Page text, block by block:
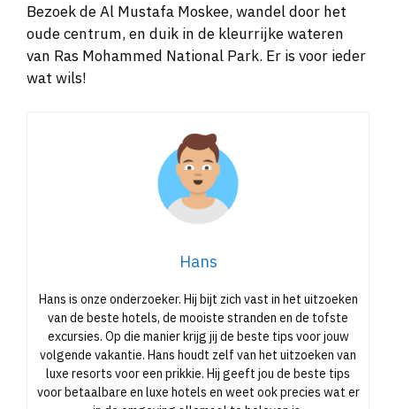
Bezoek de Al Mustafa Moskee, wandel door het
oude centrum, en duik in de kleurrijke wateren
van Ras Mohammed National Park. Er is voor ieder
wat wils!
Hans
Hans is onze onderzoeker. Hij bijt zich vast in het uitzoeken
van de beste hotels, de mooiste stranden en de tofste
excursies. Op die manier krijg jij de beste tips voor jouw
volgende vakantie. Hans houdt zelf van het uitzoeken van
luxe resorts voor een prikkie. Hij geeft jou de beste tips
voor betaalbare en luxe hotels en weet ook precies wat er